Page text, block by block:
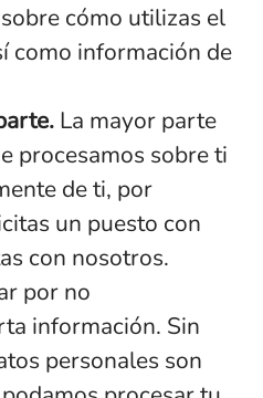
cómo utilizas el
como información de
La mayor parte
procesamos sobre ti
de ti, por
un puesto con
con nosotros.
por no
información. Sin
personales son